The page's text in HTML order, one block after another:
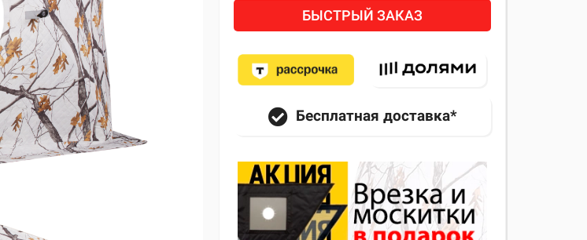
БЫСТРЫЙ ЗАКАЗ
Бесплатная доставка*